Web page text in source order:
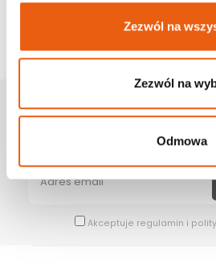
Zezwól na
Zezwól na
Odmowa
Zapisz Się Na
Bądź na bieżąco z naszymi wszystkimi
Akceptuje regulamin i